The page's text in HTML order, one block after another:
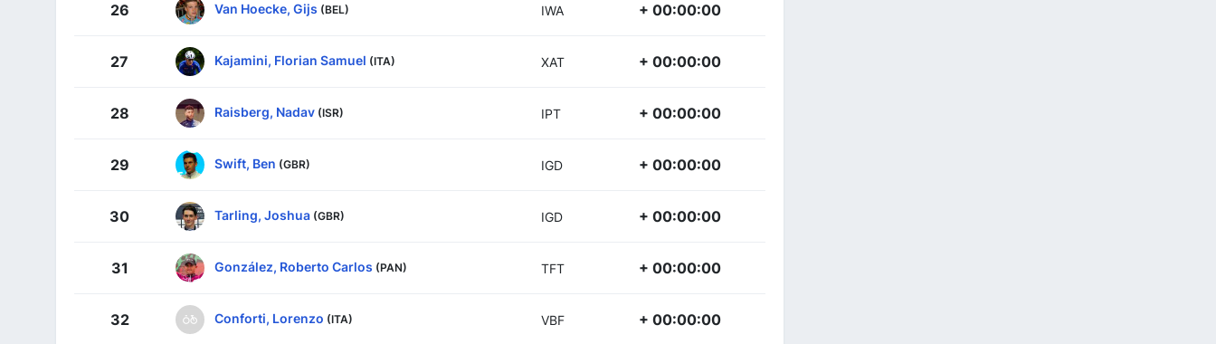
26 Van Hoecke, Gijs (BEL) IWA + 00:00:00
27 Kajamini, Florian Samuel (ITA) XAT + 00:00:00
28 Raisberg, Nadav (ISR) IPT + 00:00:00
29 Swift, Ben (GBR) IGD + 00:00:00
30 Tarling, Joshua (GBR) IGD + 00:00:00
31 González, Roberto Carlos (PAN) TFT + 00:00:00
32 Conforti, Lorenzo (ITA) VBF + 00:00:00